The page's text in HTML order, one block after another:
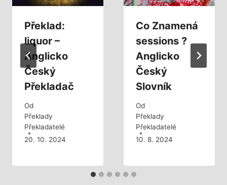
Překlad:
liquor –
Anglicko
Český
Překladač
Od
Překlady
Překladatelé
20. 10. 2024
Co Znamená
sessions ?
Anglicko
Český
Slovník
Od
Překlady
Překladatelé
10. 8. 2024